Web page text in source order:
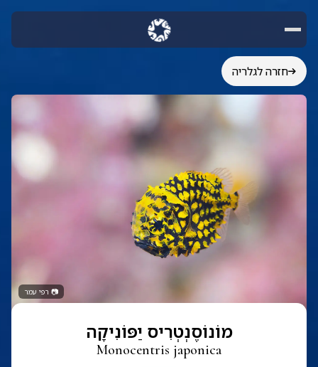
חזרה לגלריה
📷 רפי עמר
מוֹנוֹסֶנְטְרִיס יַפּוֹנִיקָה
Monocentris japonica